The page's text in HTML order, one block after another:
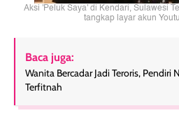
Aksi 'Peluk Saya' di Kendari, Sulawesi
tangkap layar akun
Baca juga:
Wanita Bercadar Jadi Teroris, Pendiri
Terfitnah